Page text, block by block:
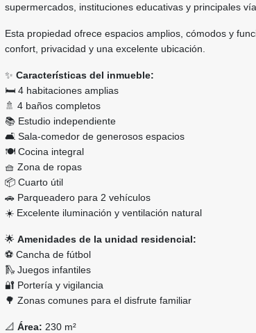
supermercados, instituciones educativas y principales
Esta propiedad ofrece espacios amplios, cómodos y
confort, privacidad y una excelente ubicación.
✨ Características del inmueble:
🛏️ 4 habitaciones amplias
🚿 4 baños completos
📚 Estudio independiente
🛋️ Sala-comedor de generosos espacios
🍽️ Cocina integral
🧺 Zona de ropas
📦 Cuarto útil
🚗 Parqueadero para 2 vehículos
☀️ Excelente iluminación y ventilación natural
🌟 Amenidades de la unidad residencial:
⚽ Cancha de fútbol
🛝 Juegos infantiles
🔐 Portería y vigilancia
🌳 Zonas comunes para el disfrute familiar
📐 Área: 230 m²